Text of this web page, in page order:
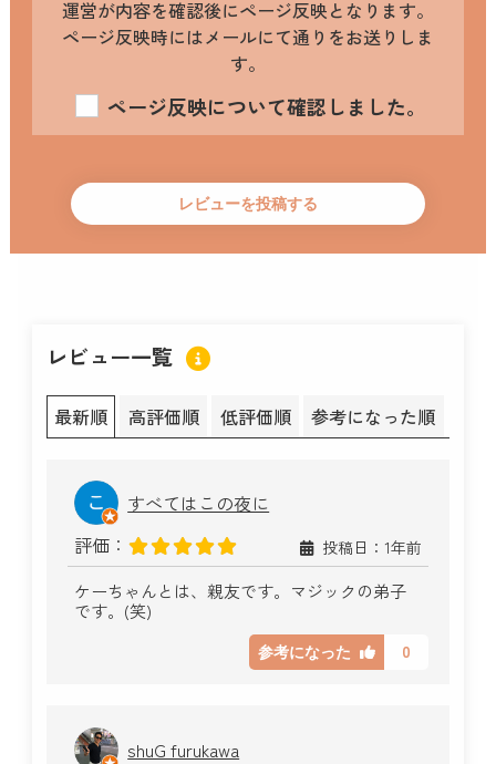
運営が内容を確認後にページ反映となります。
ページ反映時にはメールにて通りをお送りしま
す。
ページ反映について確認しました。
レビュー一覧
最新順 高評価順 低評価順 参考になった順
すべてはこの夜に
評価：
投稿日：1年前
ケーちゃんとは、親友です。マジックの弟子
です。(笑)
参考になった 0
shuG furukawa